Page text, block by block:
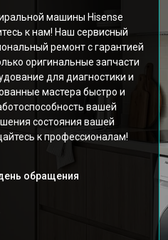
машины Hisense
к нам! Наш сервисный
ремонт с гарантией
оригинальные запчасти
для диагностики и
мастера быстро и
вашей
состояния вашей
к профессионалам!
обращения